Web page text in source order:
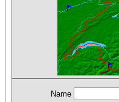
Name